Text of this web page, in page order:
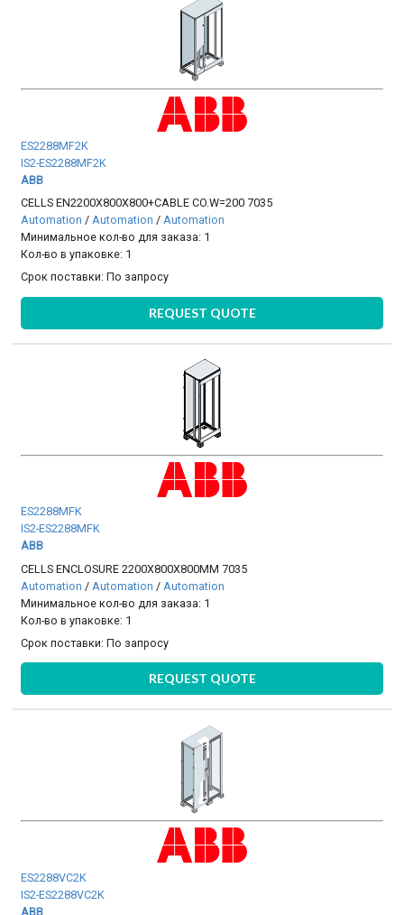
ES2288MF2K
IS2-ES2288MF2K
ABB
CELLS EN2200X800X800+CABLE CO.W=200 7035
Automation /Automation /Automation
Минимальное кол-во для заказа: 1
Кол-во в упаковке: 1
Срок поставки:По запросу
REQUEST QUOTE
ES2288MFK
IS2-ES2288MFK
ABB
CELLS ENCLOSURE 2200X800X800MM 7035
Automation / Automation / Automation
Минимальное кол-во для заказа: 1
Кол-во в упаковке: 1
Срок поставки:По запросу
REQUEST QUOTE
ES2288VC2K
IS2-ES2288VC2K
ABB